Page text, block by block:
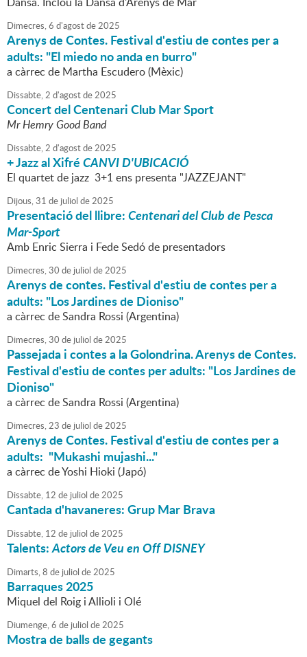
Dimecres,6 d'agostde2025
Arenys de Contes. Festival d'estiu de contes per a
adults: "El miedo no anda en burro"
a càrrec de Martha Escudero (Mèxic)
Dissabte,2 d'agostde2025
Concert del Centenari Club Mar Sport
Mr Hemry Good Band
Dissabte,2 d'agostde2025
+ Jazz al XifréCANVI D'UBICACIÓ
El quartet de jazz 3+1 ens presenta "JAZZEJANT"
Dijous,31 de juliol de2025
Presentació del llibre:Centenari del Club de Pesca
Mar-Sport
Amb Enric Sierra i Fede Sedó de presentadors
Dimecres,30 de juliol de2025
Arenys de contes. Festival d'estiu de contes per a
adults: "Los Jardines de Dioniso"
a càrrec de Sandra Rossi (Argentina)
Dimecres,30 de juliol de2025
Passejada i contes a la Golondrina. Arenys de Contes.
Festival d'estiu de contes per adults: "Los Jardines de
Dioniso"
a càrrec de Sandra Rossi (Argentina)
Dimecres,23 de juliol de2025
Arenys de Contes. Festival d'estiu de contes per a
adults: "Mukashi mujashi..."
a càrrec de Yoshi Hioki (Japó)
Dissabte, 12 de juliol de2025
Cantada d'havaneres: Grup Mar Brava
Dissabte, 12 de juliol de2025
Talents:Actors de Veu en Off DISNEY
Dimarts,8 de juliol de2025
Barraques 2025
Miquel del Roig i Allioli i Olé
Diumenge,6 de juliol de2025
Mostra de balls de gegants